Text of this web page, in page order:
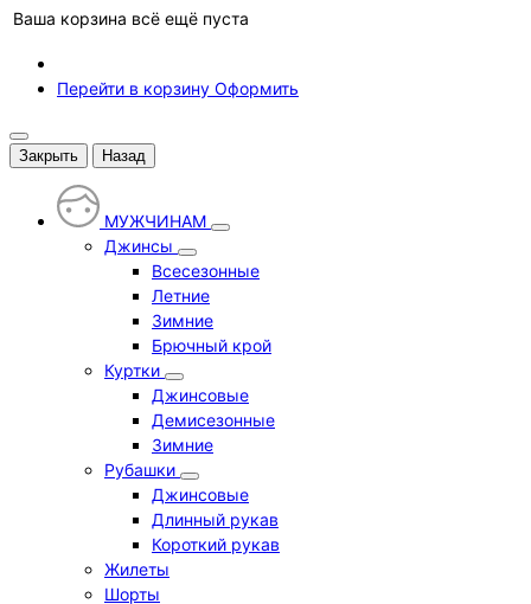
Ваша корзина всё ещё пуста
Перейти в корзину Оформить
Закрыть Назад
МУЖЧИНАМ
Джинсы
Всесезонные
Летние
Зимние
Брючный крой
Куртки
Джинсовые
Демисезонные
Зимние
Рубашки
Джинсовые
Длинный рукав
Короткий рукав
Жилеты
Шорты